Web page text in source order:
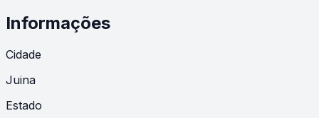
Informações
Cidade
Juina
Estado